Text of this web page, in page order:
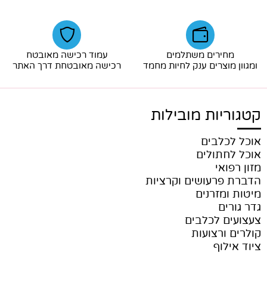
מחירים משתלמים
ומגוון מוצרים ענק לחיות מחמד
עמוד רכישה מאובטח
רכישה מאובטחת דרך האתר
קטגוריות מובילות
אוכל לכלבים
אוכל לחתולים
מזון רפואי
הדברת פרעושים וקרציות
מיטות ומזרנים
גדר גורים
צעצועים לכלבים
קולרים ורצועות
ציוד אילוף